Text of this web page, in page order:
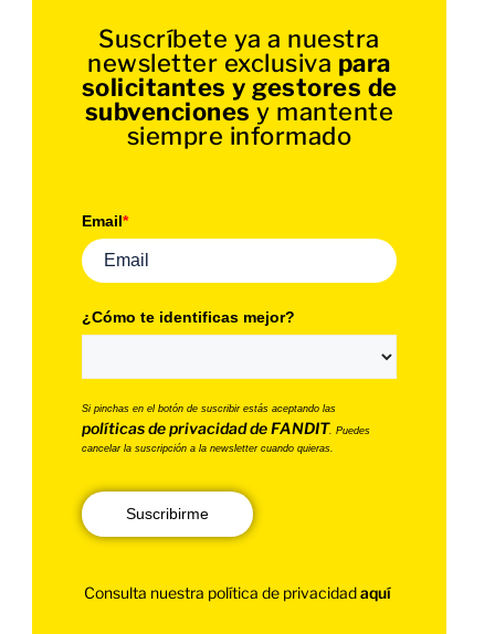
Suscríbete ya a nuestra
newsletter exclusiva para
solicitantes y gestores de
subvenciones y mantente
siempre informado
Email*
¿Cómo te identificas mejor?
Si pinchas en el botón de suscribir estás aceptando las
políticas de privacidad de FANDIT . Puedes
cancelar la suscripción a la newsletter cuando quieras.
Suscribirme
Consulta nuestra política de privacidadaquí